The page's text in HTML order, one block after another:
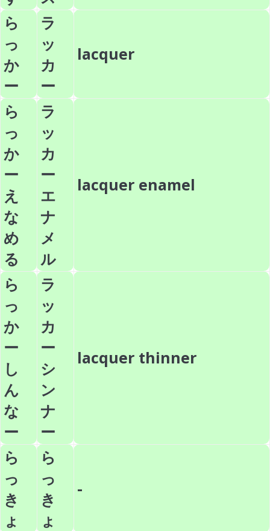
ら
っ
か
ー
ラ
ッ
カ
ー
lacquer
ら
っ
か
ー
え
な
め
る
ラ
ッ
カ
ー
エ
ナ
メ
ル
lacquer enamel
ら
っ
か
ー
し
ん
な
ー
ラ
ッ
カ
ー
シ
ン
ナ
ー
lacquer thinner
ら
っ
き
ょ
ら
っ
き
ょ
-